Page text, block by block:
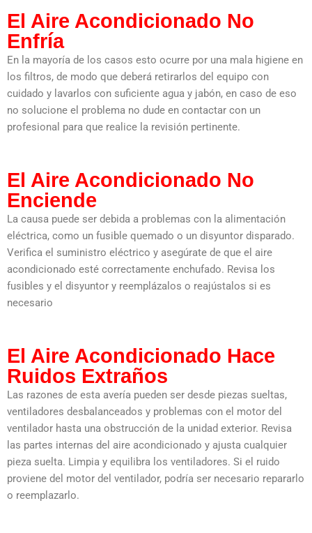
El Aire Acondicionado No
Enfría
En la mayoría de los casos esto ocurre por una mala higiene en
los filtros, de modo que deberá retirarlos del equipo con
cuidado y lavarlos con suficiente agua y jabón, en caso de eso
no solucione el problema no dude en contactar con un
profesional para que realice la revisión pertinente.
El Aire Acondicionado No
Enciende
La causa puede ser debida a problemas con la alimentación
eléctrica, como un fusible quemado o un disyuntor disparado.
Verifica el suministro eléctrico y asegúrate de que el aire
acondicionado esté correctamente enchufado. Revisa los
fusibles y el disyuntor y reemplázalos o reajústalos si es
necesario
El Aire Acondicionado Hace
Ruidos Extraños
Las razones de esta avería pueden ser desde piezas sueltas,
ventiladores desbalanceados y problemas con el motor del
ventilador hasta una obstrucción de la unidad exterior. Revisa
las partes internas del aire acondicionado y ajusta cualquier
pieza suelta. Limpia y equilibra los ventiladores. Si el ruido
proviene del motor del ventilador, podría ser necesario repararlo
o reemplazarlo.